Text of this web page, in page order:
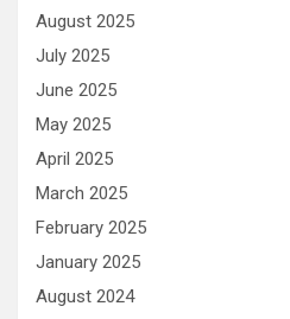
August 2025
July 2025
June 2025
May 2025
April 2025
March 2025
February 2025
January 2025
August 2024